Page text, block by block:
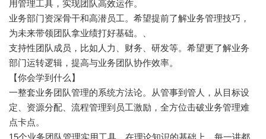
用管理工具，实现团队高效运作。
业务部门资深骨干和高潜员工。希望提前了解业务管理技巧，
为未来带领团队拿业绩打好基础。、
支持性团队成员，比如人力、财务、研发等。希望更了解业务
部门运转逻辑，提高与业务团队协作效率。
【你会学到什么】
一整套业务团队管理的系统方法论。从管事到管人，从目标设
定、资源分配、流程管理到员工激励，全方位击破业务管理难
点卡点。
15个业务团队管理实用工具。在理论知识的基础上，每一讲都